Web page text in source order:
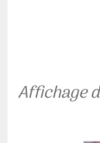
Affichage